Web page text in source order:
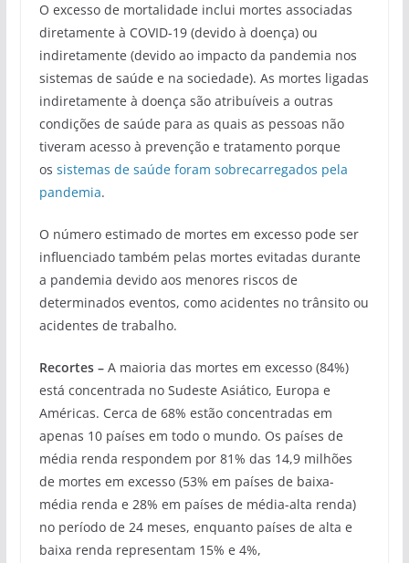
O excesso de mortalidade inclui mortes associadas
diretamente à COVID-19 (devido à doença) ou
indiretamente (devido ao impacto da pandemia nos
sistemas de saúde e na sociedade). As mortes ligadas
indiretamente à doença são atribuíveis a outras
condições de saúde para as quais as pessoas não
tiveram acesso à prevenção e tratamento porque
os sistemas de saúde foram sobrecarregados pela
pandemia.
O número estimado de mortes em excesso pode ser
influenciado também pelas mortes evitadas durante
a pandemia devido aos menores riscos de
determinados eventos, como acidentes no trânsito ou
acidentes de trabalho.
Recortes – A maioria das mortes em excesso (84%)
está concentrada no Sudeste Asiático, Europa e
Américas. Cerca de 68% estão concentradas em
apenas 10 países em todo o mundo. Os países de
média renda respondem por 81% das 14,9 milhões
de mortes em excesso (53% em países de baixa-
média renda e 28% em países de média-alta renda)
no período de 24 meses, enquanto países de alta e
baixa renda representam 15% e 4%,